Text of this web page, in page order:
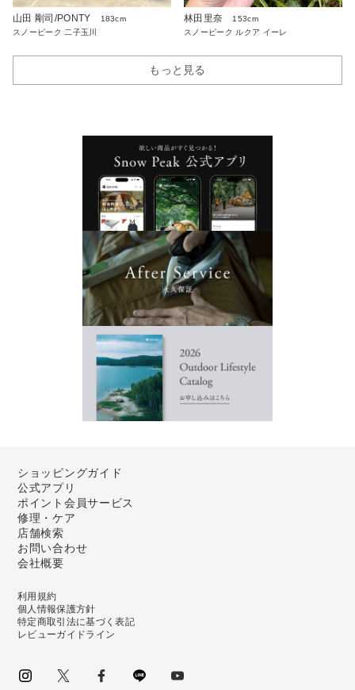
山田 剛司/PONTY
183cm
スノーピーク 二子玉川
林田里奈
153cm
スノーピーク ルクア イーレ
もっと見る
ショッピングガイド
公式アプリ
ポイント会員サービス
修理・ケア
店舗検索
お問い合わせ
会社概要
利用規約
個人情報保護方針
特定商取引法に基づく表記
レビューガイドライン